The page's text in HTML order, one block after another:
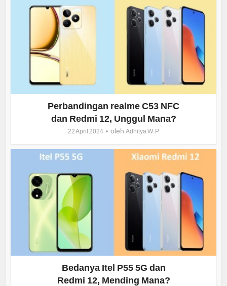
Perbandingan realme C53 NFC
dan Redmi 12, Unggul Mana?
22 April 2024 oleh Adhitya W. P.
Bedanya Itel P55 5G dan
Redmi 12, Mending Mana?